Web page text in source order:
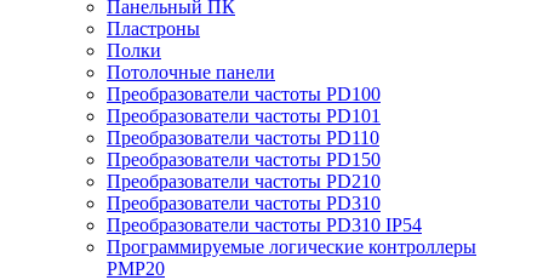
Панельный ПК
Пластроны
Полки
Потолочные панели
Преобразователи частоты PD100
Преобразователи частоты PD101
Преобразователи частоты PD110
Преобразователи частоты PD150
Преобразователи частоты PD210
Преобразователи частоты PD310
Преобразователи частоты PD310 IP54
Программируемые логические контроллеры
PMP20